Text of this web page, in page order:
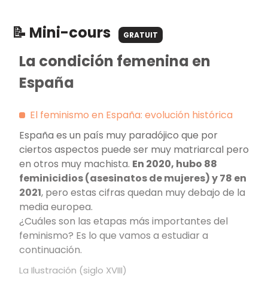
📝 Mini-cours GRATUIT
La condición femenina en
España
El feminismo en España: evolución histórica
España es un país muy paradójico que por
ciertos aspectos puede ser muy matriarcal pero
en otros muy machista. En 2020, hubo 88
feminicidios (asesinatos de mujeres) y 78 en
2021, pero estas cifras quedan muy debajo de la
media europea.
¿Cuáles son las etapas más importantes del
feminismo? Es lo que vamos a estudiar a
continuación.
La Ilustración (siglo XVIII)